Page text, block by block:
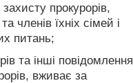
прокурорів,
членів їхніх сімей і
питань;
та інші повідомлення
вживає за